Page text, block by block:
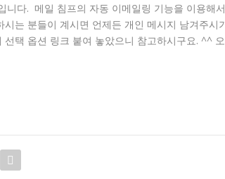
다. 메일 침프의 자동 이메일링 기능을 이용해서
는 분들이 계시면 언제든 개인 메시지 남겨주시
택 옵션 링크 붙여 놓았으니 참고하시구요. ^^ 오